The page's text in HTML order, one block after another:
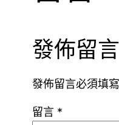
發佈留言
發佈留言必須填
留言 *